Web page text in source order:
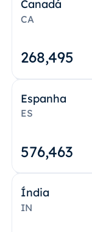
Canadá
CA
268,495
Espanha
ES
576,463
Índia
IN